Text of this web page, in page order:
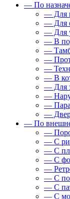
— По
— Для
— Для
— Для
— В
—
—
—
— В
— Для
—
—
—
— По
—
— С
— С
— С
—
— С
— С
— С